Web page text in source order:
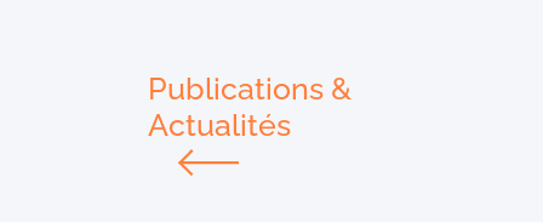
Publications &
Actualités